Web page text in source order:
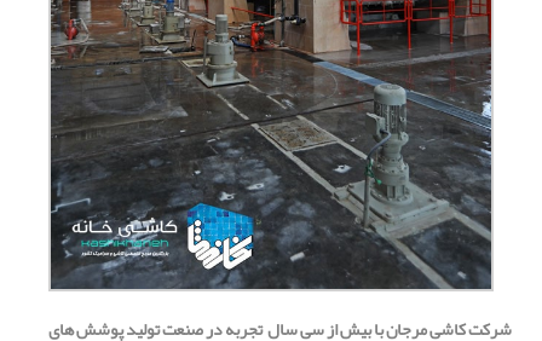
شرکت کاشی مرجان با بیش از سی سال تجربه در صنعت تولید پوشش های